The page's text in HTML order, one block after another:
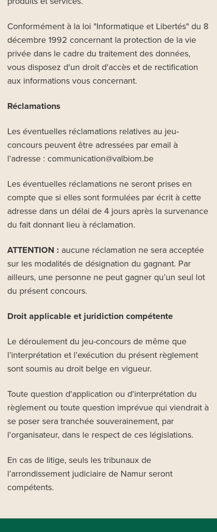
Conformément à la loi "Informatique et Libertés" du 8
décembre 1992 concernant la protection de la vie
privée dans le cadre du traitement des données,
vous disposez d'un droit d'accès et de rectification
aux informations vous concernant.
Réclamations
Les éventuelles réclamations relatives au jeu-
concours peuvent être adressées par email à
l’adresse : communication@valbiom.be
Les éventuelles réclamations ne seront prises en
compte que si elles sont formulées par écrit à cette
adresse dans un délai de 4 jours après la survenance
du fait donnant lieu à réclamation.
ATTENTION : aucune réclamation ne sera acceptée
sur les modalités de désignation du gagnant. Par
ailleurs, une personne ne peut gagner qu’un seul lot
du présent concours.
Droit applicable et juridiction compétente
Le déroulement du jeu-concours de même que
l’interprétation et l’exécution du présent règlement
sont soumis au droit belge en vigueur.
Toute question d'application ou d'interprétation du
règlement ou toute question imprévue qui viendrait à
se poser sera tranchée souverainement, par
l'organisateur, dans le respect de ces législations.
En cas de litige, seuls les tribunaux de
l’arrondissement judiciaire de Namur seront
compétents.